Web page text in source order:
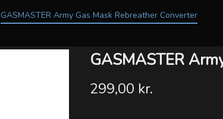
GASMASTER Army Gas Mask Rebreather Converter
GASMASTER
299,00 kr.